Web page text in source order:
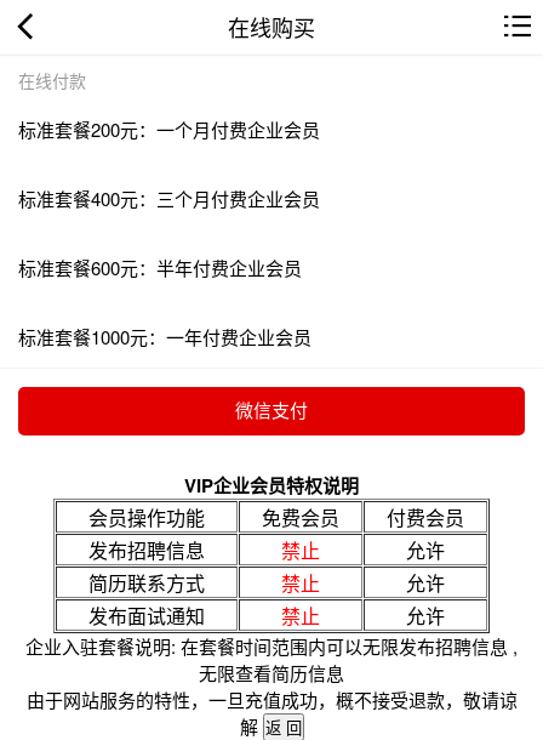
在线购买
在线付款
标准套餐200元：一个月付费企业会员
标准套餐400元：三个月付费企业会员
标准套餐600元：半年付费企业会员
标准套餐1000元：一年付费企业会员
VIP企业会员特权说明
会员操作功能 免费会员
付费会员
发布招聘信息
禁止
允许
简历联系方式
禁止
允许
发布面试通知
禁止 允许
企业入驻套餐说明: 在套餐时间范围内可以无限发布招聘信息 ,
无限查看简历信息
由于网站服务的特性，一旦充值成功，概不接受退款，敬请谅
解